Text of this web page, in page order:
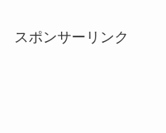
スポンサーリンク